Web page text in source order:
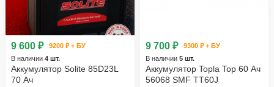
9 600 ₽
9200 ₽ + БУ
В наличии 4 шт.
Аккумулятор Solite 85D23L
70 Ач
9 700 ₽
9300 ₽ + БУ
В наличии 5 шт.
Аккумулятор Topla Top 60 Ач
56068 SMF TT60J